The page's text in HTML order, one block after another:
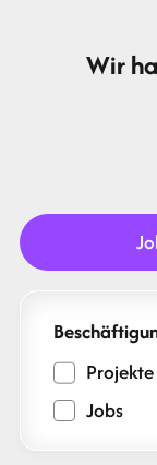
Wir
Projekte
Jobs